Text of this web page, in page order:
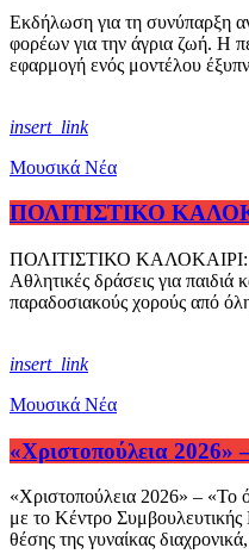
Εκδήλωση για τη συνύπαρξη
φορέων για την άγρια ζωή. Η
εφαρμογή ενός μοντέλου
insert_link
Μουσικά Νέα
ΠΟΛΙΤΙΣΤΙΚΟ
ΠΟΛΙΤΙΣΤΙΚΟ ΚΑΛΟΚΑΙΡΙ:
Αθλητικές δράσεις για
παραδοσιακούς χορούς από
insert_link
Μουσικά Νέα
«Χριστοπούλεια 2026»
«Χριστοπούλεια 2026» – «Το
με το Κέντρο
θέσης της γυναίκας